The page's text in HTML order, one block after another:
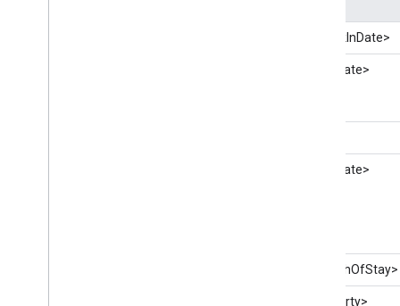
<CheckInDate>
<FirstDate>
<LastDate>
<LengthOfStay>
<Property>